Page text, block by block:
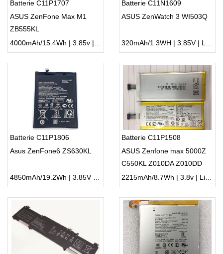
Batterie C11P1707
ASUS ZenFone Max M1
ZB555KL
4000mAh/15.4Wh | 3.85v | Li-ion ...
Batterie C11N1609
ASUS ZenWatch 3 WI503Q
320mAh/1.3WH | 3.85V | Li-ion ...
Batterie C11P1806
Asus ZenFone6 ZS630KL
4850mAh/19.2Wh | 3.85V | Li-ion ...
Batterie C11P1508
ASUS Zenfone max 5000Z
C550KL Z010DA Z010DD
2215mAh/8.7Wh | 3.8v | Li-ion ...